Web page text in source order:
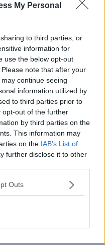
My Personal
to third parties, or
information for
use the below opt-out
note that after your
continue seeing
information utilized by
to third parties prior to
opt-out of the further
by third parties on the
This information may
on the IAB’s List of
further disclose it to other
Outs